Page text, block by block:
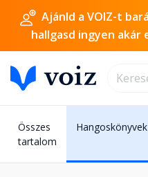
Ajánld a VOIZ-t
hallgasd ingyen akár
Összes
tartalom
Hangoskönyvek